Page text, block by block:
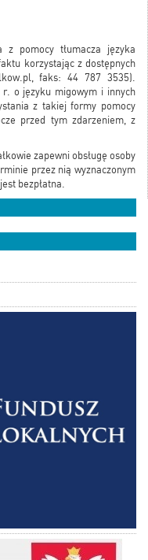
z pomocy tłumacza języka
korzystając z dostępnych
faks: 44 787 3535).
o języku migowym i innych
z takiej formy pomocy
przed tym zdarzeniem, z
zapewni obsługę osoby
przez nią wyznaczonym
bezpłatna.